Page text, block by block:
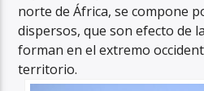
norte de África, se compone
dispersos, que son efecto de
forman en el extremo
territorio.